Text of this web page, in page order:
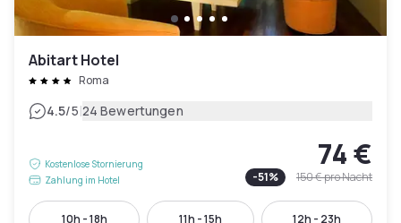
Abitart Hotel
Roma
4.5/5|24 Bewertungen
Kostenlose Stornierung
Zahlung im Hotel
74 €
-51% 150 €pro Nacht
10h - 18h 11h - 15h 12h - 23h